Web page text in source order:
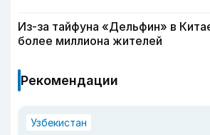
Из-за тайфуна «Дельфин» в
более миллиона жителей
Рекомендации
Узбекистан